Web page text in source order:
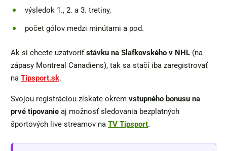
výsledok 1., 2. a 3. tretiny,
počet gólov medzi minútami a pod.
Ak si chcete uzatvoriťstávku na Slafkovského v NHL (na
zápasy Montreal Canadiens), tak sa stačí iba zaregistrovať
na Tipsport.sk.
Svojou registráciou získate okrem vstupného bonusu na
prvé tipovanie aj možnosť sledovania bezplatných
športových live streamov na TV Tipsport.